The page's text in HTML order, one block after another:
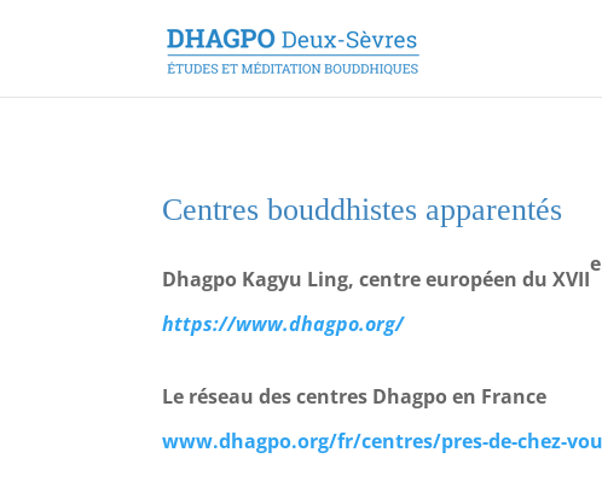
Centres bouddhistes apparentés
Dhagpo Kagyu Ling, centre européen duXVII
e
https://www.dhagpo.org/
Le réseau des centres Dhagpo en France
www.dhagpo.org/fr/centres/pres-de-chez-